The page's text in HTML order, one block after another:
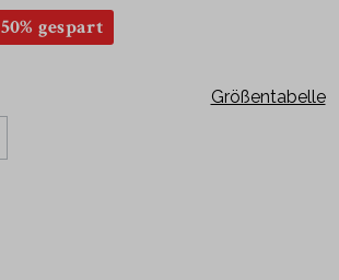
50% gespart
Größentabelle